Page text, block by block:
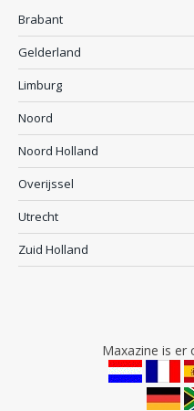
Brabant
Gelderland
Limburg
Noord
Noord Holland
Overijssel
Utrecht
Zuid Holland
Maxazine is er